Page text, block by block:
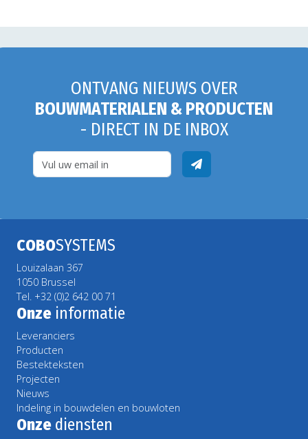
ONTVANG NIEUWS OVER
BOUWMATERIALEN & PRODUCTEN
- DIRECT IN DE INBOX
COBOSYSTEMS
Louizalaan 367
1050 Brussel
Tel. +32 (0)2 642 00 71
Onze informatie
Leveranciers
Producten
Bestekteksten
Projecten
Nieuws
Indeling in bouwdelen en bouwloten
Onze diensten